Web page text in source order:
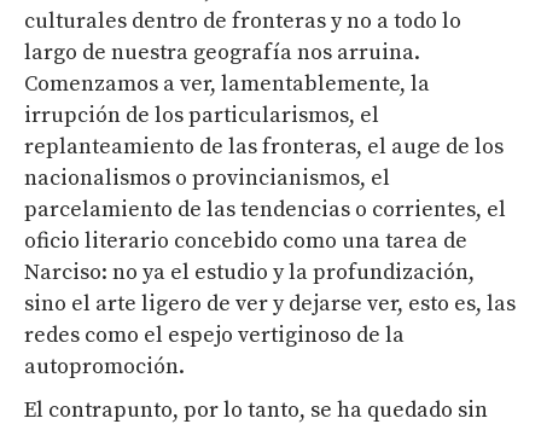
culturales dentro de fronteras y no a todo lo
largo de nuestra geografía nos arruina.
Comenzamos a ver, lamentablemente, la
irrupción de los particularismos, el
replanteamiento de las fronteras, el auge de los
nacionalismos o provincianismos, el
parcelamiento de las tendencias o corrientes, el
oficio literario concebido como una tarea de
Narciso: no ya el estudio y la profundización,
sino el arte ligero de ver y dejarse ver, esto es, las
redes como el espejo vertiginoso de la
autopromoción.
El contrapunto, por lo tanto, se ha quedado sin